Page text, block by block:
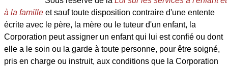
à la famille et sauf toute disposition contraire d'une entente
écrite avec le père, la mère ou le tuteur d'un enfant, la
Corporation peut assigner un enfant qui lui est confié ou dont
elle a le soin ou la garde à toute personne, pour être soigné,
pris en charge ou instruit, aux conditions que la Corporation